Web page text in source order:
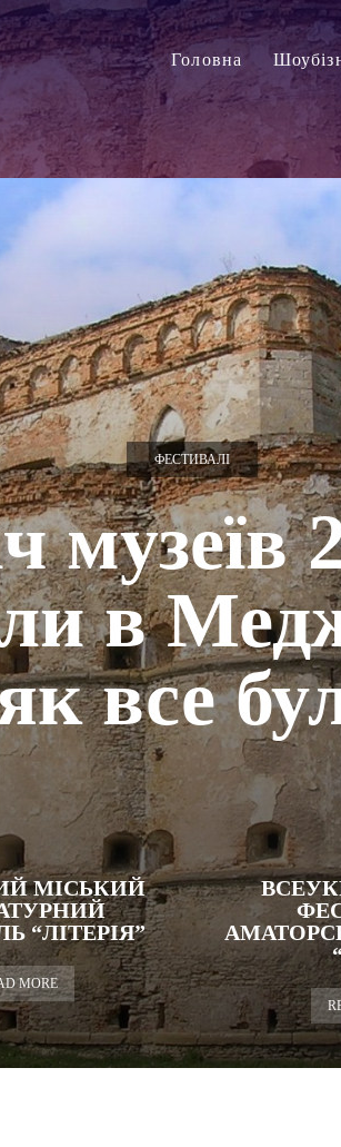
Головна
ФЕСТИВАЛІ
музеїв
в
все
МІСЬКИЙ
“ЛІТЕРІЯ”
MORE